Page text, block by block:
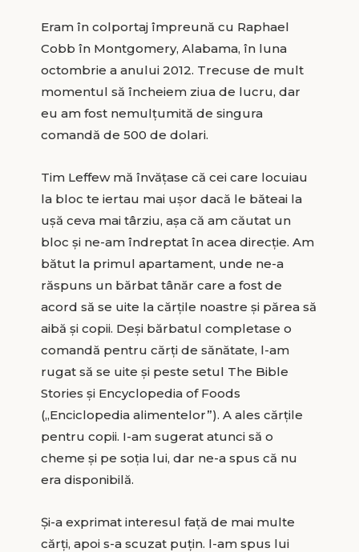
Eram în colportaj împreună cu Raphael
Cobb în Montgomery, Alabama, în luna
octombrie a anului 2012. Trecuse de mult
momentul să încheiem ziua de lucru, dar
eu am fost nemulţumită de singura
comandă de 500 de dolari.
Tim Leffew mă învăţase că cei care locuiau
la bloc te iertau mai uşor dacă le băteai la
uşă ceva mai târziu, aşa că am căutat un
bloc şi ne-am îndreptat în acea direcţie. Am
bătut la primul apartament, unde ne-a
răspuns un bărbat tânăr care a fost de
acord să se uite la cărţile noastre şi părea să
aibă şi copii. Deşi bărbatul completase o
comandă pentru cărţi de sănătate, l-am
rugat să se uite şi peste setul The Bible
Stories şi Encyclopedia of Foods
(„Enciclopedia alimentelor”). A ales cărţile
pentru copii. I-am sugerat atunci să o
cheme şi pe soţia lui, dar ne-a spus că nu
era disponibilă.
Şi-a exprimat interesul faţă de mai multe
cărţi, apoi s-a scuzat puţin. l-am spus lui